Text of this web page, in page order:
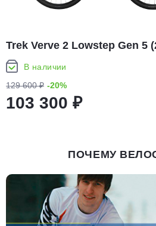
Trek Verve 2 Lowstep Gen 5
В наличии
129 600 ₽ -20%
103 300 ₽
ПОЧЕМУ